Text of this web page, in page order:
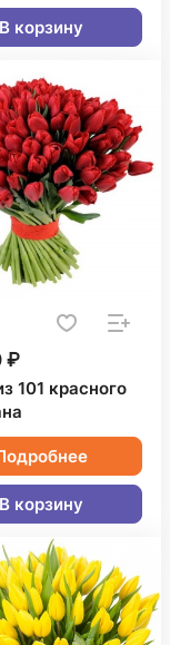
В корзину
₽
101 красного
В корзину